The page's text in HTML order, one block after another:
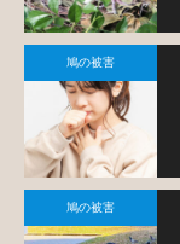
鳩の被害
鳩の被害